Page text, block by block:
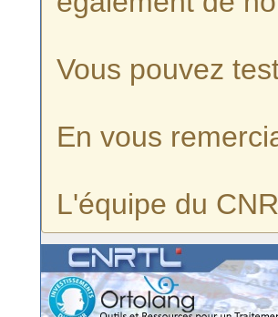
Vous pouvez
En vous
L'équipe du